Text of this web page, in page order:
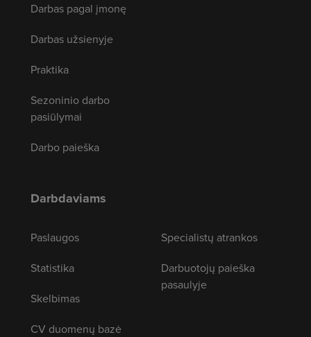
Darbas pagal įmonę
Darbas užsienyje
Praktika
Sezoninio darbo
pasiūlymai
Darbo paieška
Darbdaviams
Paslaugos
Statistika
Skelbimas
CV duomenų bazė
Specialistų atrankos
Darbuotojų paieška
pasaulyje